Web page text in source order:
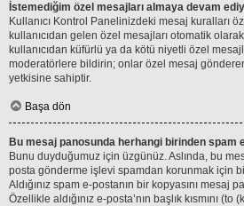
İstemediğim özel mesajları almaya devam
Kullanıcı Kontrol Panelinizdeki mesaj kuralları
kullanıcıdan gelen özel mesajları otomatik
kullanıcıdan küfürlü ya da kötü niyetli özel
moderatörlere bildirin; onlar özel mesaj
yetkisine sahiptir.
Başa dön
Bu mesaj panosunda herhangi birinden spam
Bunu duyduğumuz için üzgünüz. Aslında, bu
posta gönderme işlevi spamdan korunmak için
Aldığınız spam e-postanın bir kopyasını mesaj
Özellikle aldığınız e-posta’nın başlık kısmını